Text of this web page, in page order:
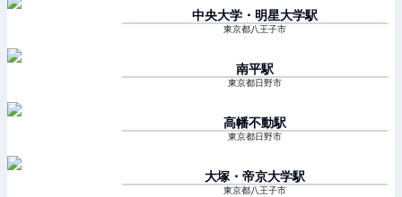
中央大学・明星大学駅
東京都八王子市
南平駅
東京都日野市
高幡不動駅
東京都日野市
大塚・帝京大学駅
東京都八王子市